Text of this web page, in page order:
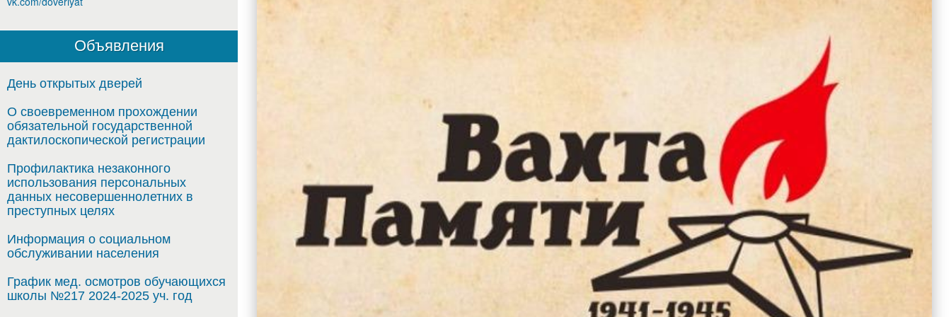
Объявления
День открытых дверей
О своевременном прохождении
обязательной государственной
дактилоскопической регистрации
Профилактика незаконного
использования персональных
данных несовершеннолетних в
преступных целях
Информация о социальном
обслуживании населения
График мед. осмотров обучающихся
школы №217 2024-2025 уч. год
актуальность